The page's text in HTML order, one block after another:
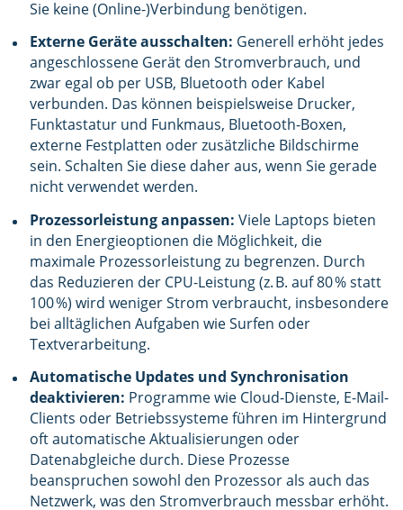
Sie keine (Online-)Verbindung benötigen.
Externe Geräte ausschalten: Generell erhöht jedes
angeschlossene Gerät den Stromverbrauch, und
zwar egal ob per USB, Bluetooth oder Kabel
verbunden. Das können beispielsweise Drucker,
Funktastatur und Funkmaus, Bluetooth-Boxen,
externe Festplatten oder zusätzliche Bildschirme
sein. Schalten Sie diese daher aus, wenn Sie gerade
nicht verwendet werden.
Prozessorleistung anpassen: Viele Laptops bieten
in den Energieoptionen die Möglichkeit, die
maximale Prozessorleistung zu begrenzen. Durch
das Reduzieren der CPU-Leistung (z. B. auf 80 % statt
100 %) wird weniger Strom verbraucht, insbesondere
bei alltäglichen Aufgaben wie Surfen oder
Textverarbeitung.
Automatische Updates und Synchronisation
deaktivieren: Programme wie Cloud-Dienste, E-Mail-
Clients oder Betriebssysteme führen im Hintergrund
oft automatische Aktualisierungen oder
Datenabgleiche durch. Diese Prozesse
beanspruchen sowohl den Prozessor als auch das
Netzwerk, was den Stromverbrauch messbar erhöht.